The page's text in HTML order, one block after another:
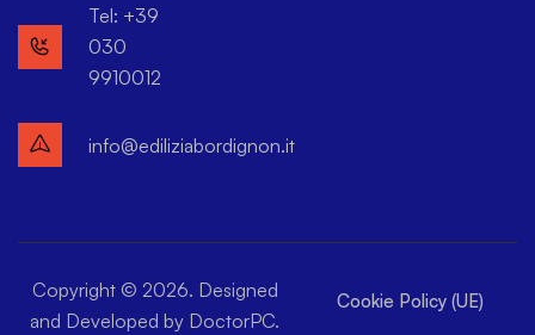
Tel: +39
030
9910012
info@ediliziabordignon.it
Copyright © 2026. Designed
and Developed by DoctorPC.
Cookie Policy (UE)